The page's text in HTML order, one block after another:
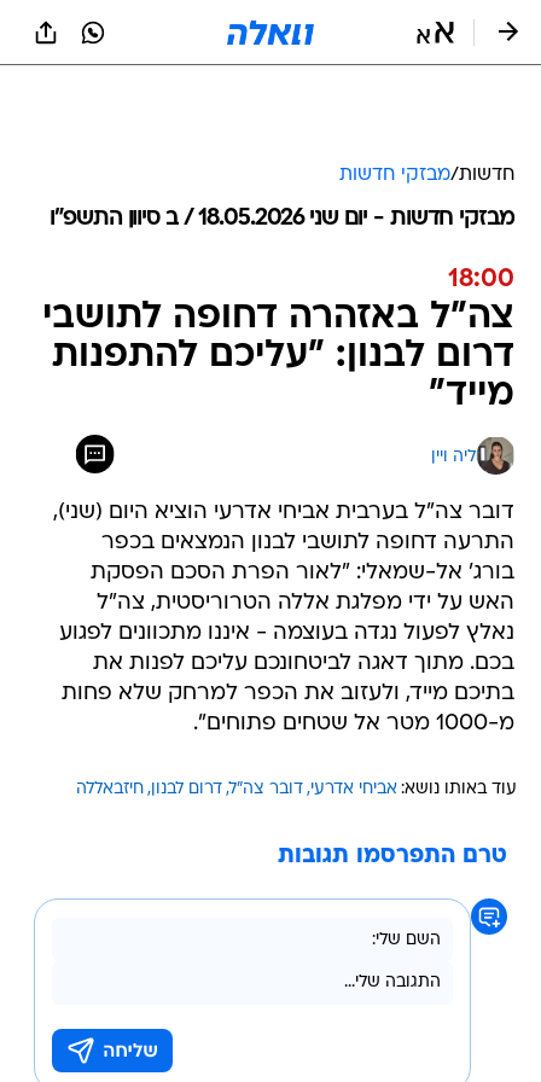
חדשות/מבזקי חדשות
מבזקי חדשות - יום שני 18.05.2026 / ב סיוון התשפ"ו
18:00
צה"ל באזהרה דחופה לתושבי
דרום לבנון: "עליכם להתפנות
מייד"
ליה ויין
דובר צה"ל בערבית אביחי אדרעי הוציא היום (שני),
התרעה דחופה לתושבי לבנון הנמצאים בכפר
בורג' אל-שמאלי: "לאור הפרת הסכם הפסקת
האש על ידי מפלגת אללה הטרוריסטית, צה"ל
נאלץ לפעול נגדה בעוצמה - איננו מתכוונים לפגוע
בכם. מתוך דאגה לביטחונכם עליכם לפנות את
בתיכם מייד, ולעזוב את הכפר למרחק שלא פחות
מ-1000 מטר אל שטחים פתוחים".
עוד באותו נושא: אביחי אדרעי דובר צה"ל דרום לבנון חיזבאללה
טרם התפרסמו תגובות